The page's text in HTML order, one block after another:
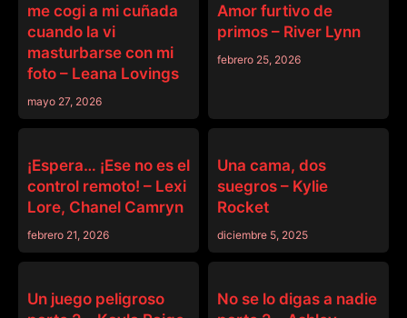
me cogi a mi cuñada
cuando la vi
masturbarse con mi
foto – Leana Lovings
mayo 27, 2026
Amor furtivo de
primos – River Lynn
febrero 25, 2026
¡Espera… ¡Ese no es el
control remoto! – Lexi
Lore, Chanel Camryn
febrero 21, 2026
Una cama, dos
suegros – Kylie
Rocket
diciembre 5, 2025
Un juego peligroso
No se lo digas a nadie